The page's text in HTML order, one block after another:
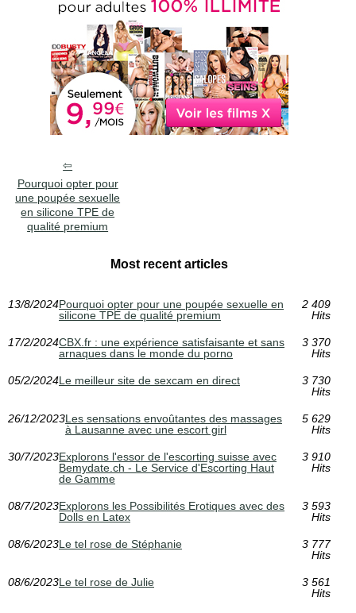
Pourquoi opter pour
une poupée sexuelle
en silicone TPE de
qualité premium
Most recent articles
13/8/2024Pourquoi opter pour une poupée sexuelle en
silicone TPE de qualité premium
2 409
Hits
17/2/2024CBX.fr : une expérience satisfaisante et sans
arnaques dans le monde du porno
3 370
Hits
05/2/2024Le meilleur site de sexcam en direct
3 730
Hits
26/12/2023Les sensations envoûtantes des massages
à Lausanne avec une escort girl
5 629
Hits
30/7/2023Explorons l'essor de l'escorting suisse avec
Bemydate.ch - Le Service d'Escorting Haut
de Gamme
3 910
Hits
08/7/2023Explorons les Possibilités Erotiques avec des
Dolls en Latex
3 593
Hits
08/6/2023Le tel rose de Stéphanie
3 777
Hits
08/6/2023Le tel rose de Julie
3 561
Hits